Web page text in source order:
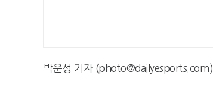
박운성 기자 (photo@dailyesports.com)